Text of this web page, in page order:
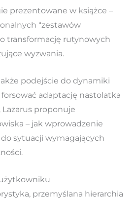
prezentowane w książce –
“zestawów
transformację rutynowych
wyzwania.
podejście do dynamiki
adaptację nastolatka
proponuje
– jak wprowadzenie
sytuacji wymagających
przemyślana hierarchia